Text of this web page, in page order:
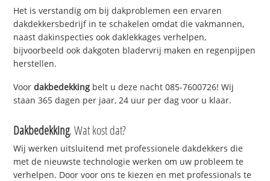
Het is verstandig om bij dakproblemen een ervaren
dakdekkersbedrijf in te schakelen omdat die vakmannen,
naast dakinspecties ook daklekkages verhelpen,
bijvoorbeeld ook dakgoten bladervrij maken en regenpijpen
herstellen.
Voordakbedekking belt u deze nacht 085-7600726! Wij
staan 365 dagen per jaar, 24 uur per dag voor u klaar.
Dakbedekking. Wat kost dat?
Wij werken uitsluitend met professionele dakdekkers die
met de nieuwste technologie werken om uw probleem te
verhelpen. Door voor ons te kiezen en met professionals te